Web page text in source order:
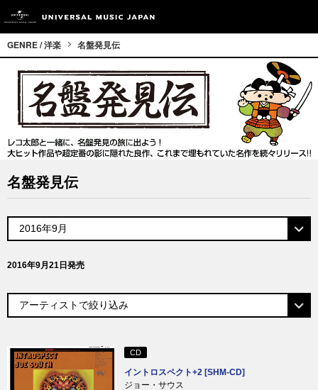
GENRE / 洋楽 名盤発見伝
名盤発見伝
2016年9月21日発売
CD
イントロスペクト+2 [SHM-CD]
ジョー・サウス